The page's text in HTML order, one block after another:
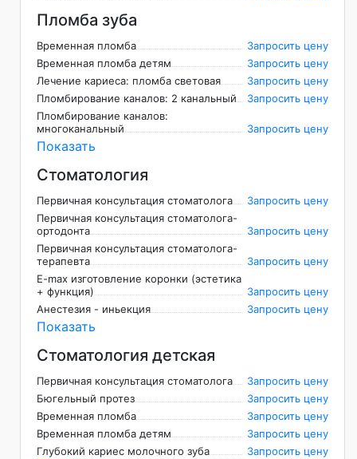
Пломба зуба
Временная пломба
Запросить цену
Временная пломба детям
Запросить цену
Лечение кариеса: пломба световая
Запросить цену
Пломбирование каналов: 2 канальный
Запросить цену
Пломбирование каналов:
многоканальный
Запросить цену
Показать
Стоматология
Первичная консультация стоматолога
Запросить цену
Первичная консультация стоматолога-
ортодонта
Запросить цену
Первичная консультация стоматолога-
терапевта
Запросить цену
E-max изготовление коронки (эстетика
+ функция)
Запросить цену
Анестезия - иньекция
Запросить цену
Показать
Стоматология детская
Первичная консультация стоматолога
Запросить цену
Бюгельный протез
Запросить цену
Временная пломба
Запросить цену
Временная пломба детям
Запросить цену
Глубокий кариес молочного зуба
Запросить цену